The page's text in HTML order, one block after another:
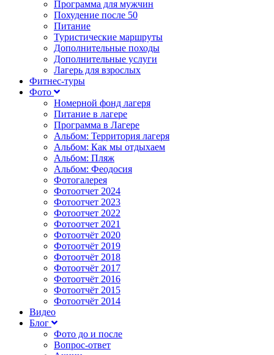
Программа для мужчин
Похудение после 50
Питание
Туристические маршруты
Дополнительные походы
Дополнительные услуги
Лагерь для взрослых
Фитнес-туры
Фото
Номерной фонд лагеря
Питание в лагере
Программа в Лагере
Альбом: Территория лагеря
Альбом: Как мы отдыхаем
Альбом: Пляж
Альбом: Феодосия
Фотогалерея
Фотоотчет 2024
Фотоотчет 2023
Фотоотчет 2022
Фотоотчет 2021
Фотоотчёт 2020
Фотоотчёт 2019
Фотоотчёт 2018
Фотоотчёт 2017
Фотоотчёт 2016
Фотоотчёт 2015
Фотоотчёт 2014
Видео
Блог
Фото до и после
Вопрос-ответ